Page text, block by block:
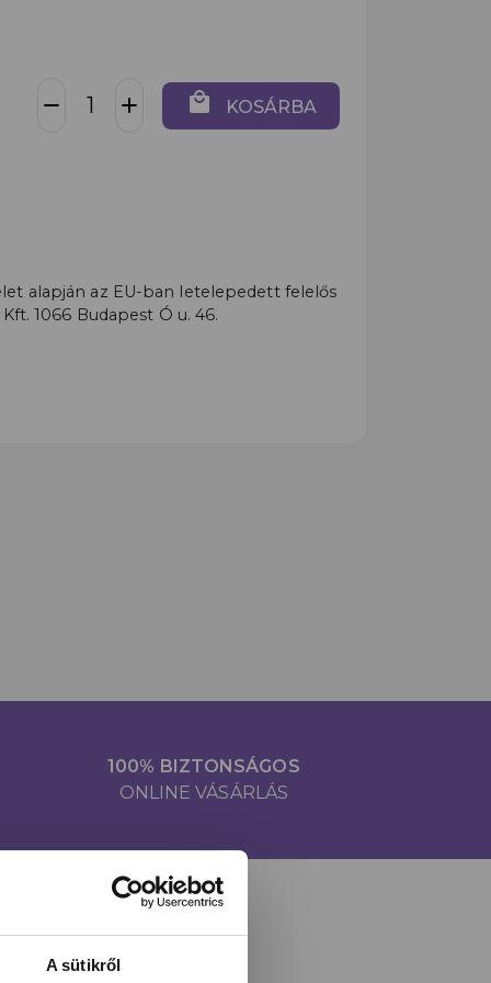
A sütikről
remove add local_mall KOSÁRBA
alapján az EU-ban letelepedett felelős
1066 Budapest Ó u. 46.
100% BIZTONSÁGOS
ONLINE VÁSÁRLÁS